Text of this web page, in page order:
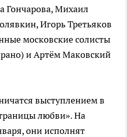
Гончарова, Михаил
Игорь Третьяков
московские солисты
и Артём Маковский
выступлением в
любви». На
они исполнят